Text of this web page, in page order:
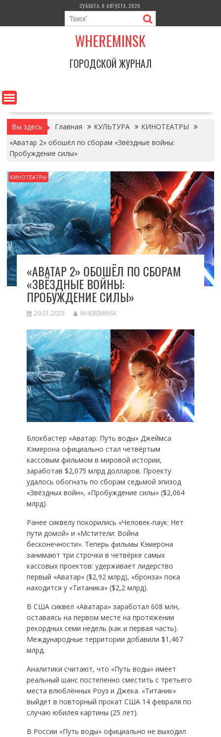
содержимому
СУББОТА, 8 АВГУСТА, 2026
WHEREMINSK
ГОРОДСКОЙ ЖУРНАЛ
Вы здесь Главная КУЛЬТУРА
КИНОТЕАТРЫ
«Аватар 2» обошёл по сборам «Звёздные войны:
Пробуждение силы»
КИНОТЕАТРЫ
«АВАТАР 2» ОБОШЁЛ ПО СБОРАМ
«ЗВЁЗДНЫЕ ВОЙНЫ:
ПРОБУЖДЕНИЕ СИЛЫ»
29.01.2023 WHEREMINSK
Блокбастер «Аватар: Путь воды» Джеймса
Кэмерона официально стал четвёртым
кассовым фильмом в мировой истории,
заработав $2,075 млрд долларов. Проекту
удалось обогнать по сборам седьмой эпизод
«Звёздных войн», «Пробуждение силы» ($2,064
млрд).
Ранее сиквелу покорились «Человек-паук: Нет
пути домой» и «Мстители: Война
бесконечности». Теперь фильмы Кэмерона
занимают три строчки в четвёрке самых
кассовых проектов: удерживает лидерство
первый «Аватар» ($2,92 млрд), «бронза» пока
находится у «Титаника» ($2,2 млрд).
В США сиквел «Аватара» заработал 608 млн,
оставаясь на первом месте на протяжении
рекордных семи недель (как и первая часть).
Международные территории добавили $1,467
млрд.
Аналитики считают, что «Путь воды» имеет
реальный шанс постепенно сместить с третьего
места влюблённых Роуз и Джека. «Титаник»
выйдет в повторный прокат США 14 февраля по
случаю юбилея картины (25 лет).
В России «Путь воды» официально не выходил